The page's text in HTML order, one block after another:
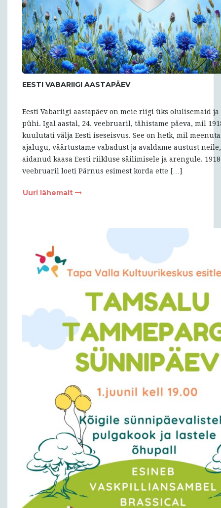
EESTI VABARIIGI AASTAPÄEV
Eesti Vabariigi aastapäev on meie riigi üks olulisemaid
pühi. Igal aastal, 24. veebruaril, tähistame päeva, mil
kuulutati välja Eesti iseseisvus. See on hetk, mil
ajalugu, väärtustame vabadust ja avaldame austust
aidanud kaasa Eesti riikluse säilimisele ja arengule.
veebruaril loeti Pärnus esimest korda ette […]
Uuri lähemalt